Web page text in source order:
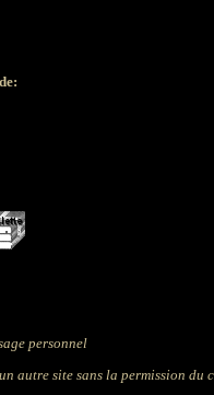
personnel
autre site sans la permission du